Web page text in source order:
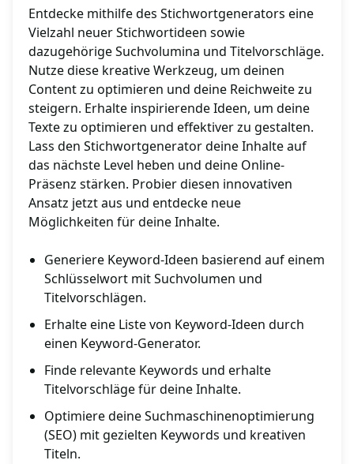
Entdecke mithilfe des Stichwortgenerators eine
Vielzahl neuer Stichwortideen sowie
dazugehörige Suchvolumina und Titelvorschläge.
Nutze diese kreative Werkzeug, um deinen
Content zu optimieren und deine Reichweite zu
steigern. Erhalte inspirierende Ideen, um deine
Texte zu optimieren und effektiver zu gestalten.
Lass den Stichwortgenerator deine Inhalte auf
das nächste Level heben und deine Online-
Präsenz stärken. Probier diesen innovativen
Ansatz jetzt aus und entdecke neue
Möglichkeiten für deine Inhalte.
Generiere Keyword-Ideen basierend auf einem
Schlüsselwort mit Suchvolumen und
Titelvorschlägen.
Erhalte eine Liste von Keyword-Ideen durch
einen Keyword-Generator.
Finde relevante Keywords und erhalte
Titelvorschläge für deine Inhalte.
Optimiere deine Suchmaschinenoptimierung
(SEO) mit gezielten Keywords und kreativen
Titeln.